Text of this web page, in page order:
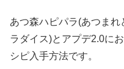
あつ森ハピパラ(あつま
ラダイス)とアプデ2.0に
シピ入手方法です。